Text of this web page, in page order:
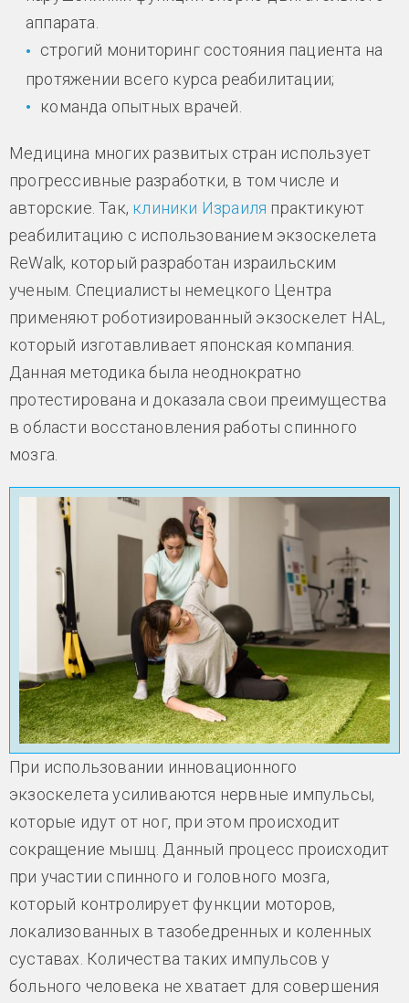
аппарата.
строгий мониторинг состояния пациента на
протяжении всего курса реабилитации;
команда опытных врачей.
Медицина многих развитых стран использует
прогрессивные разработки, в том числе и
авторские. Так, клиники Израиля практикуют
реабилитацию с использованием экзоскелета
ReWalk, который разработан израильским
ученым. Специалисты немецкого Центра
применяют роботизированный экзоскелет HAL,
который изготавливает японская компания.
Данная методика была неоднократно
протестирована и доказала свои преимущества
в области восстановления работы спинного
мозга.
При использовании инновационного
экзоскелета усиливаются нервные импульсы,
которые идут от ног, при этом происходит
сокращение мышц. Данный процесс происходит
при участии спинного и головного мозга,
который контролирует функции моторов,
локализованных в тазобедренных и коленных
суставах. Количества таких импульсов у
больного человека не хватает для совершения